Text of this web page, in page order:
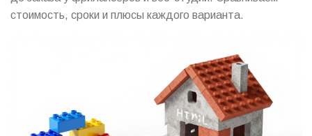
стоимость, сроки и плюсы каждого варианта.